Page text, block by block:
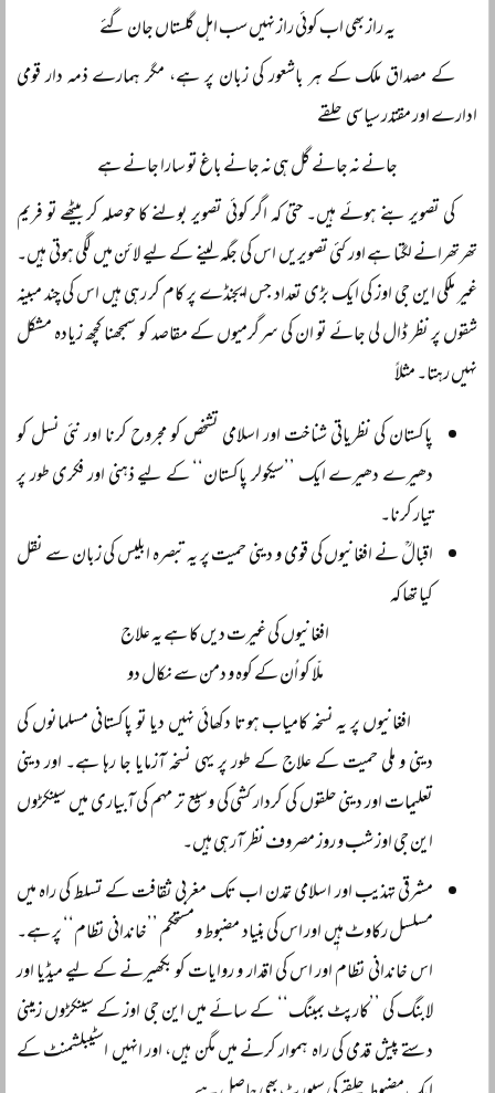
یہ راز بھی اب کوئی راز نہیں سب اہل گلستاں جان گئے
کے مصداق ملک کے ہر باشعور کی زبان پر ہے، مگر ہمارے ذمہ دار قومی
ادارے اور مقتدر سیاسی حلقے
جانے نہ جانے گل ہی نہ جانے باغ تو سارا جانے ہے
کی تصویر بنے ہوئے ہیں۔ حتیٰ کہ اگر کوئی تصویر بولنے کا حوصلہ کر بیٹھے تو فریم
تھرتھرانے لگتا ہے اور کئی تصویریں اس کی جگہ لینے کے لیے لائن میں لگی ہوتی ہیں۔
غیر ملکی این جی اوز کی ایک بڑی تعداد جس ایجنڈے پر کام کر رہی ہیں اس کی چند مبینہ
شقوں پر نظر ڈال لی جائے تو ان کی سرگرمیوں کے مقاصد کو سمجھنا کچھ زیادہ مشکل
نہیں رہتا۔ مثلاً
پاکستان کی نظریاتی شناخت اور اسلامی تشخص کو مجروح کرنا اور نئی نسل کو
دھیرے دھیرے ایک ’’سیکولر پاکستان‘‘ کے لیے ذہنی اور فکری طور پر
تیار کرنا۔
اقبالؒ نے افغانیوں کی قومی و دینی حمیت پر یہ تبصرہ ابلیس کی زبان سے نقل
کیا تھا کہ
افغانیوں کی غیرت دیں کا ہے یہ علاج
ملّا کو اُن کے کوہ و دمن سے نکال دو
افغانیوں پر یہ نسخہ کامیاب ہوتا دکھائی نہیں دیا تو پاکستانی مسلمانوں کی
دینی و ملی حمیت کے علاج کے طور پر یہی نسخہ آزمایا جا رہا ہے۔ اور دینی
تعلیمات اور دینی حلقوں کی کردار کشی کی وسیع تر مہم کی آبیاری میں سینکڑوں
این جی اوز شب و روز مصروف نظر آرہی ہیں۔
مشرقی تہذیب اور اسلامی تمدن اب تک مغربی ثقافت کے تسلط کی راہ میں
مسلسل رکاوٹ ہیٖں اور اس کی بنیاد مضبوط و مستحکم ’’خاندانی نظام‘‘ پر ہے۔
اس خاندانی نظام اور اس کی اقدار و روایات کو بکھیرنے کے لیے میڈیا اور
لابنگ کی ’’کارپٹ بمبنگ‘‘ کے سائے میں این جی اوز کے سینکڑوں زمینی
دستے پیش قدمی کی راہ ہموار کرنے میں مگن ہیں، اور انہیں اسٹیبلشمنٹ کے